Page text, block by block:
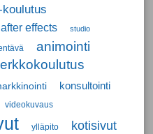
koulutus
after effects studio
animointi
konsultointi
videokuvaus
ylläpito kotisivut